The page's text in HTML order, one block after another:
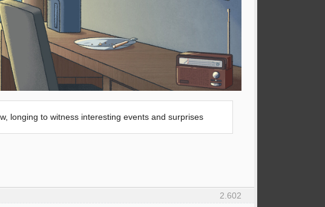
longing to witness interesting events and surprises
2.602